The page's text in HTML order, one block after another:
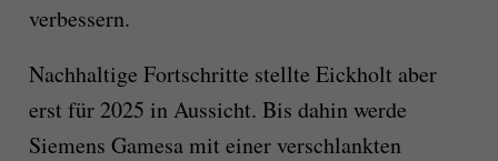
verbessern.
Nachhaltige Fortschritte stellte Eickholt aber
erst für 2025 in Aussicht. Bis dahin werde
Siemens Gamesa mit einer verschlankten